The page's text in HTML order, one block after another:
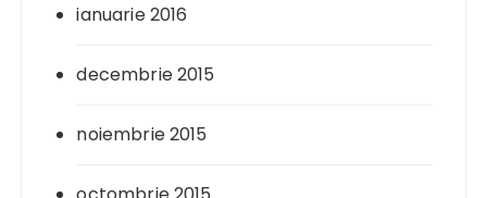
ianuarie 2016
decembrie 2015
noiembrie 2015